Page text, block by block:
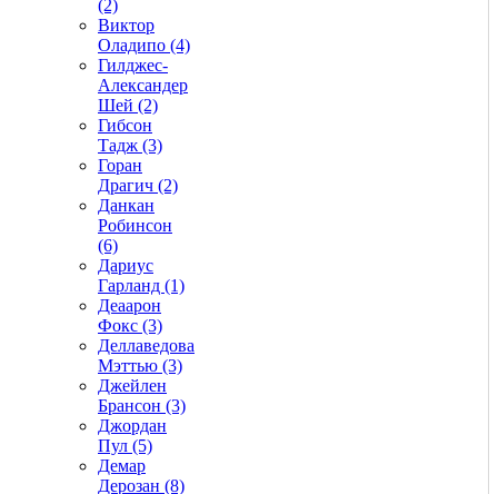
(2)
Виктор
Оладипо (4)
Гилджес-
Александер
Шей (2)
Гибсон
Тадж (3)
Горан
Драгич (2)
Данкан
Робинсон
(6)
Дариус
Гарланд (1)
Деаарон
Фокс (3)
Деллаведова
Мэттью (3)
Джейлен
Брансон (3)
Джордан
Пул (5)
Демар
Дерозан (8)